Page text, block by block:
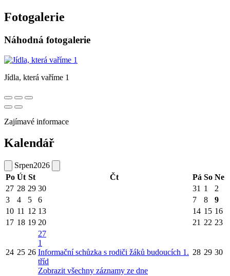
Fotogalerie
Náhodná fotogalerie
Jídla, která vaříme 1
Zajímavé informace
Kalendář
Srpen2026
Po Út St Čt Pá So Ne
27 28 29 30 31 1
2
3
4 5 6 7 8
9
10 11 12 13 14 15 16
17 18 19 20 21 22 23
24 25 26
27
1
Informační schůzka s rodiči žáků budoucích 1.
tříd
Zobrazit všechny záznamy ze dne
28 29 30